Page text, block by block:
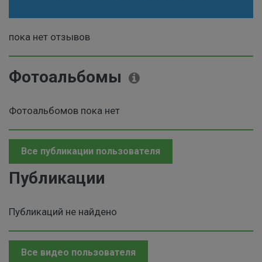
пока нет отзывов
Фотоальбомы
Фотоальбомов пока нет
Все публикации пользователя
Публикации
Публикаций не найдено
Все видео пользователя